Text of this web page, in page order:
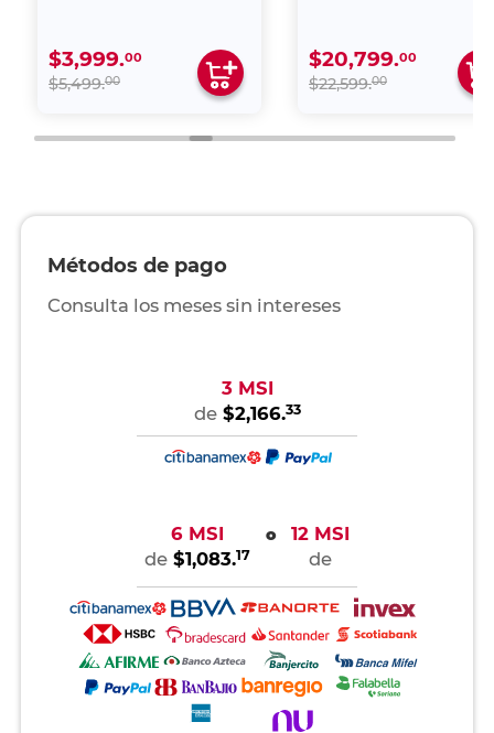
$3,999.00
$5,499.00
$20,799.00
$22,599.00
Métodos de pago
Consulta los meses sin intereses
3 MSI
de $2,166.33
6 MSI
de $1,083.17
o
12 MSI
de